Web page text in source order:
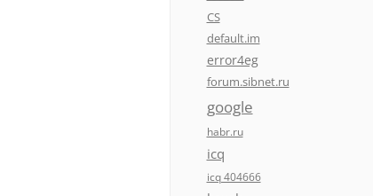
CS
default.im
error4eg
forum.sibnet.ru
google
habr.ru
icq
icq 404666